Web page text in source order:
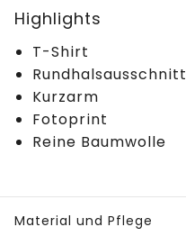
Highlights
T-Shirt
Rundhalsausschnitt
Kurzarm
Fotoprint
Reine Baumwolle
Material und Pflege